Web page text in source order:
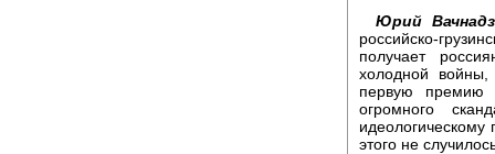
Юрий
российско-
получает
холодной
первую премию
огромного
идеологическому
этого не